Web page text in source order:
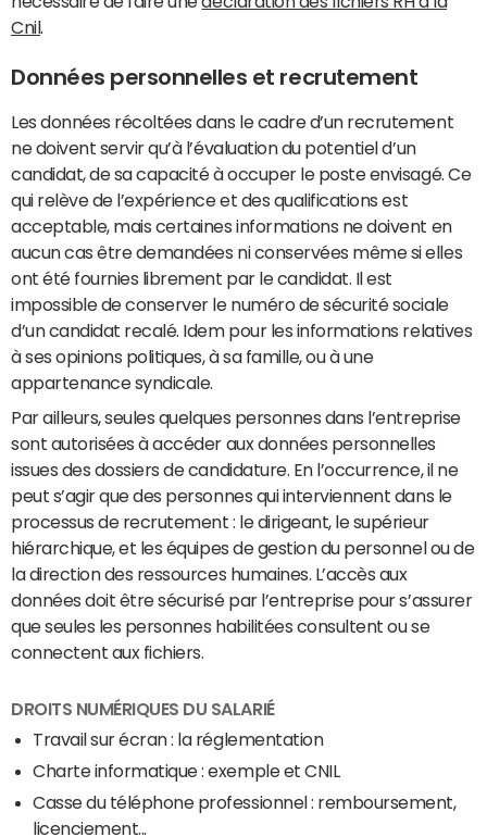
Cnil
Données personnelles et recrutement
Les données récoltées dans le cadre d’un recrutement
ne doivent servir qu’à l’évaluation du potentiel d’un
candidat, de sa capacité à occuper le poste envisagé. Ce
qui relève de l’expérience et des qualifications est
acceptable, mais certaines informations ne doivent en
aucun cas être demandées ni conservées même si elles
ont été fournies librement par le candidat. Il est
impossible de conserver le numéro de sécurité sociale
d’un candidat recalé. Idem pour les informations relatives
à ses opinions politiques, à sa famille, ou à une
appartenance syndicale.
Par ailleurs, seules quelques personnes dans l’entreprise
sont autorisées à accéder aux données personnelles
issues des dossiers de candidature. En l’occurrence, il ne
peut s’agir que des personnes qui interviennent dans le
processus de recrutement : le dirigeant, le supérieur
hiérarchique, et les équipes de gestion du personnel ou de
la direction des ressources humaines. L’accès aux
données doit être sécurisé par l’entreprise pour s’assurer
que seules les personnes habilitées consultent ou se
connectent aux fichiers.
DROITS NUMÉRIQUES DU SALARIÉ
Travail sur écran : la réglementation
Charte informatique : exemple et CNIL
Casse du téléphone professionnel : remboursement,
licenciement...